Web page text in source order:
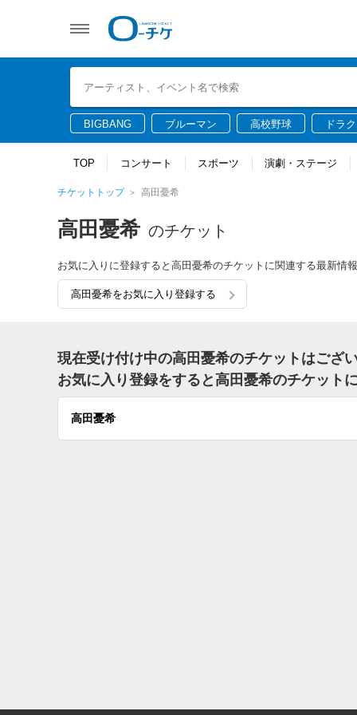
BIGBANG ブルーマン 高校野球 ドラ
TOP コンサート スポーツ 演劇・ステージ
チケットトップ 高田憂希
高田憂希 のチケット
お気に入りに登録すると高田憂希のチケットに関連する最新情
高田憂希をお気に入り登録する
現在受け付け中の高田憂希のチケットはござい
お気に入り登録をすると高田憂希のチケット
高田憂希